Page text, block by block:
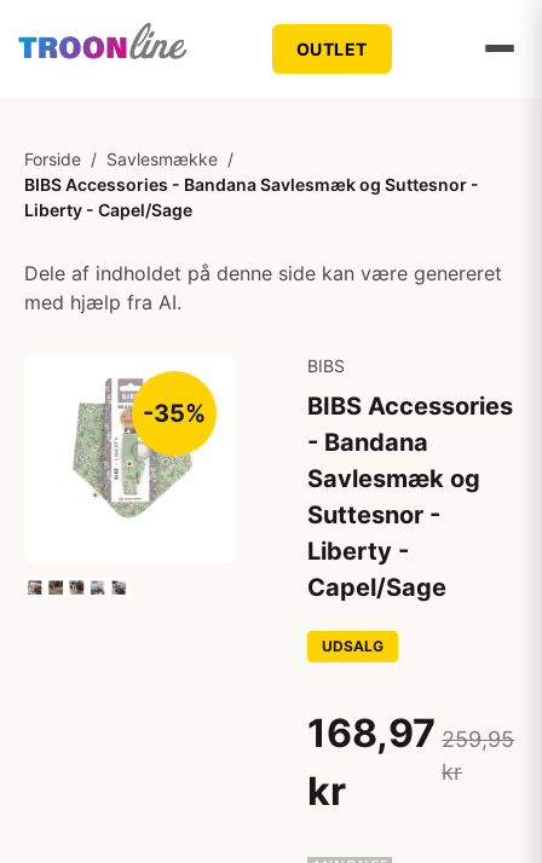
OUTLET
Forside / Savlesmække /
BIBS Accessories - Bandana Savlesmæk og Suttesnor -
Liberty - Capel/Sage
Dele af indholdet på denne side kan være genereret
med hjælp fra AI.
-35%
BIBS
BIBS Accessories
- Bandana
Savlesmæk og
Suttesnor -
Liberty -
Capel/Sage
UDSALG
168,97
kr
259,95
kr